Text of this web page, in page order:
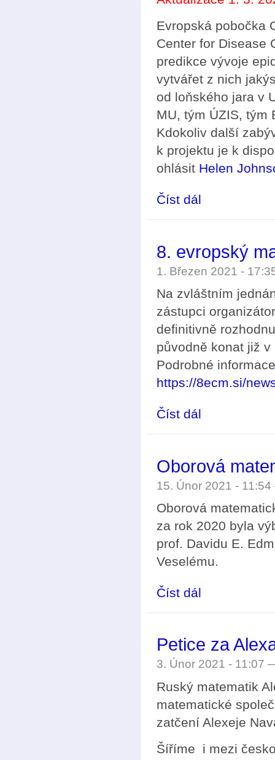
Evropská pobočka
Center for Disease
predikce vývoje
vytvářet z nich
od loňského jara v
MU, tým ÚZIS, tým
Kdokoliv další
k projektu je k
ohlásit Helen
Číst dál
8. evropský
1. Březen 2021 -
Na zvláštním
zástupci
definitivně
původně konat již
Podrobné
https://8ecm.si/
Číst dál
Oborová
15. Únor 2021 -
Oborová
za rok 2020 byla
prof. Davidu E.
Veselému.
Číst dál
Petice za
3. Únor 2021 - 11:07
Ruský matematik
matematické
zatčení Alexeje
Šíříme i mezi